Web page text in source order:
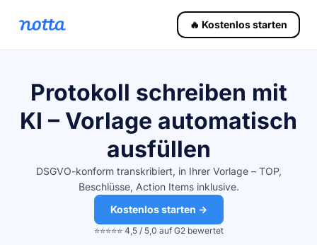
🔥 Kostenlos starten
Protokoll schreiben mit
KI – Vorlage automatisch
ausfüllen
DSGVO-konform transkribiert, in Ihrer Vorlage – TOP,
Beschlüsse, Action Items inklusive.
Kostenlos starten →
⭐️⭐️⭐️⭐️⭐️ 4,5 / 5,0 auf G2 bewertet